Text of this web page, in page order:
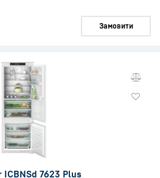
Замовити
ICBNSd 7623 Plus